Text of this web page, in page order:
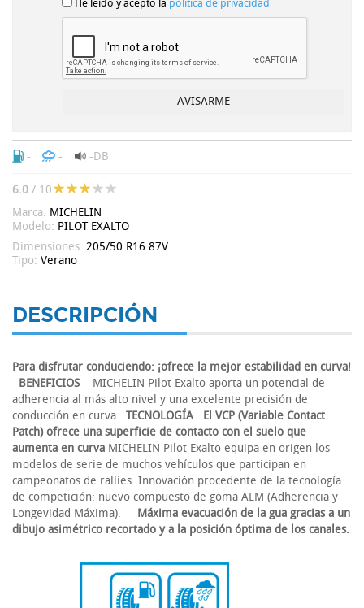
He leído y acepto la política de privacidad
- - -DB
6.0 / 10
Marca: MICHELIN
Modelo: PILOT EXALTO
Dimensiones: 205/50 R16 87V
Tipo: Verano
DESCRIPCIÓN
Para disfrutar conduciendo: ¡ofrece la mejor estabilidad en curva!
BENEFICIOS
MICHELIN Pilot Exalto aporta un potencial de
adherencia al más alto nivel y una excelente precisión de
conducción en curva TECNOLOGÍA
El VCP (Variable Contact
Patch) ofrece una superficie de contacto con el suelo que
aumenta en curva MICHELIN Pilot Exalto equipa en origen los
modelos de serie de muchos vehículos que participan en
campeonatos de rallies. Innovación procedente de la tecnología
de competición: nuevo compuesto de goma ALM (Adherencia y
Longevidad Máxima). Máxima evacuación de la gua gracias a un
dibujo asimétrico recortado y a la posición óptima de los canales.